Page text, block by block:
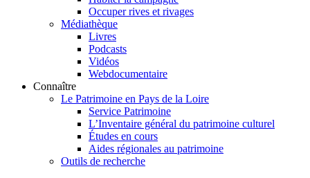
Occuper rives et rivages
Médiathèque
Livres
Podcasts
Vidéos
Webdocumentaire
Connaître
Le Patrimoine en Pays de la Loire
Service Patrimoine
L’Inventaire général du patrimoine culturel
Études en cours
Aides régionales au patrimoine
Outils de recherche